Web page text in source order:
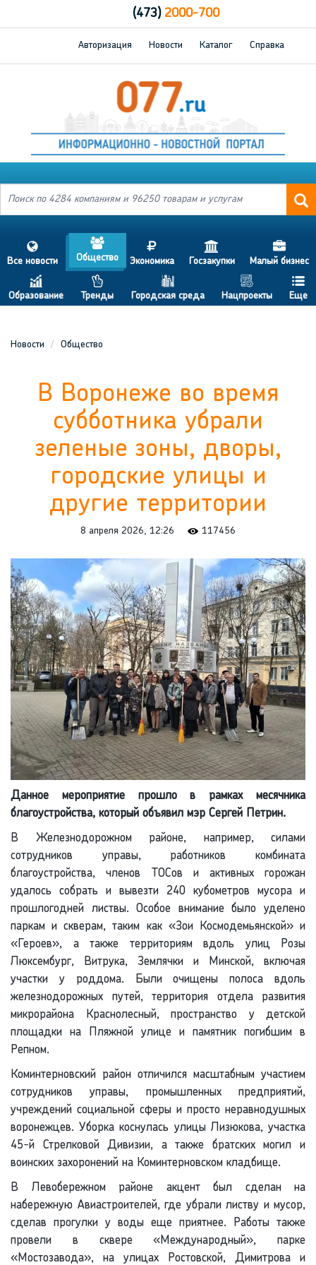
(473)2000-700
Авторизация Новости Каталог Справка
s
Все новости
a
Общество
j
Экономика
h
Госзакупки
d
Малый бизнес
c
Образование
p
Тренды
b
Городская среда
g
Нацпроекты
f
Еще
Новости Общество
В Воронеже во время
субботника убрали
зеленые зоны, дворы,
городские улицы и
другие территории
8 апреля 2026, 12:26 117456
Данное мероприятие прошло в рамках месячника
благоустройства, который объявил мэр Сергей Петрин.
В Железнодорожном районе, например, силами
сотрудников управы, работников комбината
благоустройства, членов ТОСов и активных горожан
удалось собрать и вывезти 240 кубометров мусора и
прошлогодней листвы. Особое внимание было уделено
паркам и скверам, таким как «Зои Космодемьянской» и
«Героев», а также территориям вдоль улиц Розы
Люксембург, Витрука, Землячки и Минской, включая
участки у роддома. Были очищены полоса вдоль
железнодорожных путей, территория отдела развития
микрорайона Краснолесный, пространство у детской
площадки на Пляжной улице и памятник погибшим в
Репном.
Коминтерновский район отличился масштабным участием
сотрудников управы, промышленных предприятий,
учреждений социальной сферы и просто неравнодушных
воронежцев. Уборка коснулась улицы Лизюкова, участка
45-й Стрелковой Дивизии, а также братских могил и
воинских захоронений на Коминтерновском кладбище.
В Левобережном районе акцент был сделан на
набережную Авиастроителей, где убрали листву и мусор,
сделав прогулки у воды еще приятнее. Работы также
провели в сквере «Международный», парке
«Мостозавода», на улицах Ростовской, Димитрова и